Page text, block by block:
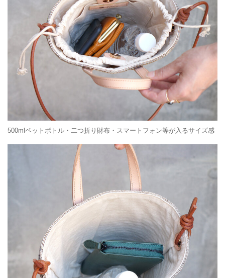
500mlペットボトル・二つ折り財布・スマートフォン等が入るサイズ感